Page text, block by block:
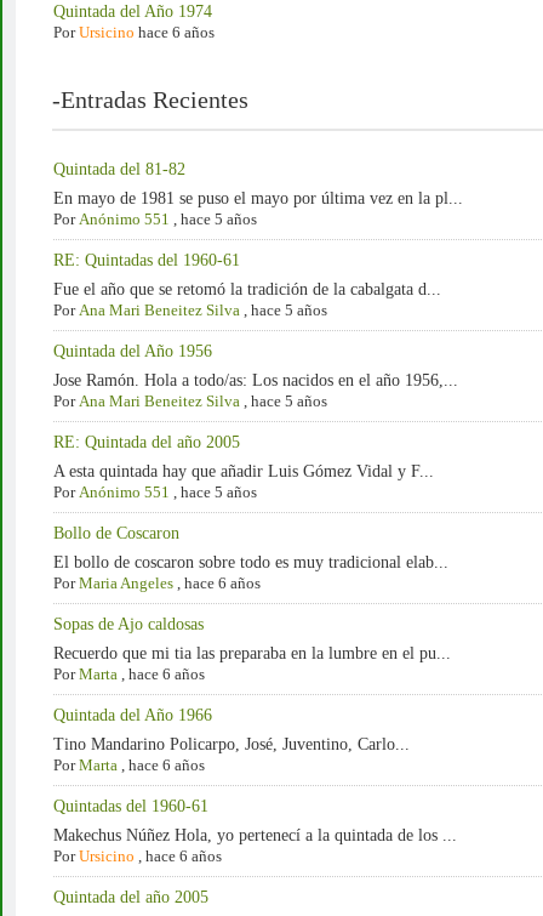
Quintada del Año 1974
PorUrsicino hace 6 años
-Entradas Recientes
Quintada del 81-82
En mayo de 1981 se puso el mayo por última vez en la pl...
PorAnónimo 551 , hace 5 años
RE: Quintadas del 1960-61
Fue el año que se retomó la tradición de la cabalgata d...
PorAna Mari Beneitez Silva , hace 5 años
Quintada del Año 1956
Jose Ramón. Hola a todo/as: Los nacidos en el año 1956,...
PorAna Mari Beneitez Silva , hace 5 años
RE: Quintada del año 2005
A esta quintada hay que añadir Luis Gómez Vidal y F...
PorAnónimo 551 , hace 5 años
Bollo de Coscaron
El bollo de coscaron sobre todo es muy tradicional elab...
PorMaria Angeles , hace 6 años
Sopas de Ajo caldosas
Recuerdo que mi tia las preparaba en la lumbre en el pu...
PorMarta , hace 6 años
Quintada del Año 1966
Tino Mandarino Policarpo, José, Juventino, Carlo...
PorMarta , hace 6 años
Quintadas del 1960-61
Makechus Núñez Hola, yo pertenecí a la quintada de los ...
PorUrsicino , hace 6 años
Quintada del año 2005